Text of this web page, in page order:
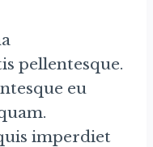
pellentesque.
eu
imperdiet